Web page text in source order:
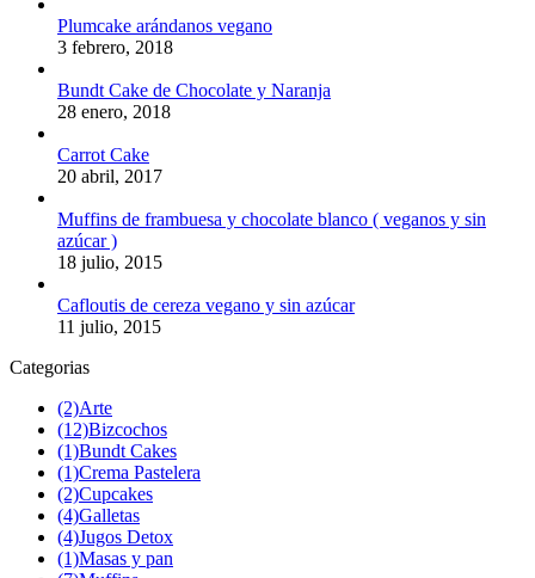
Plumcake arándanos vegano
3 febrero, 2018
Bundt Cake de Chocolate y Naranja
28 enero, 2018
Carrot Cake
20 abril, 2017
Muffins de frambuesa y chocolate blanco ( veganos y sin
azúcar )
18 julio, 2015
Cafloutis de cereza vegano y sin azúcar
11 julio, 2015
Categorias
(2)Arte
(12)Bizcochos
(1)Bundt Cakes
(1)Crema Pastelera
(2)Cupcakes
(4)Galletas
(4)Jugos Detox
(1)Masas y pan